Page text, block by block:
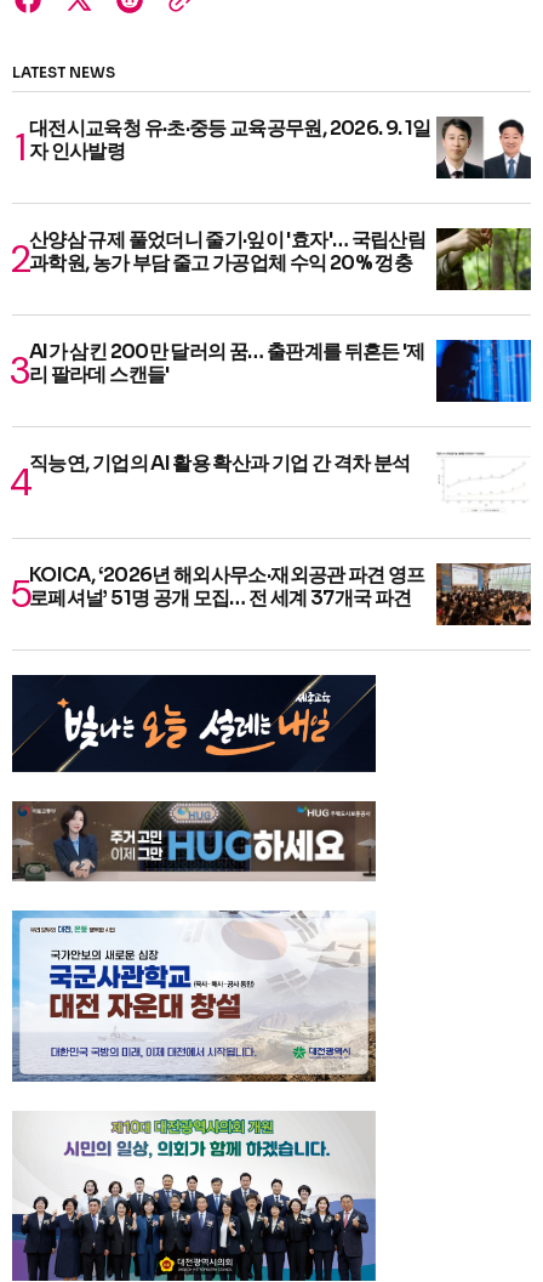
LATEST NEWS
대전시교육청 유·초·중등 교육공무원, 2026. 9. 1일
자 인사발령
산양삼 규제 풀었더니 줄기·잎이 '효자'… 국립산림
과학원, 농가 부담 줄고 가공업체 수익 20% 껑충
AI가 삼킨 200만 달러의 꿈… 출판계를 뒤흔든 '제
리 팔라데 스캔들'
직능연, 기업의 AI 활용 확산과 기업 간 격차 분석
KOICA, ‘2026년 해외사무소·재외공관 파견 영프
로페셔널’ 51명 공개 모집… 전 세계 37개국 파견